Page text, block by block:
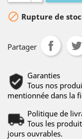
 Rupture de
Partager
Garanties
Tous nos
mentionnée dans la
Politique de
Tous les
jours ouvrables.